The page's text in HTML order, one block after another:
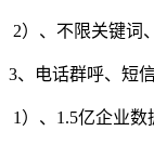
2）、不限关键词
3、电话群呼、短
1）、1.5亿企业数